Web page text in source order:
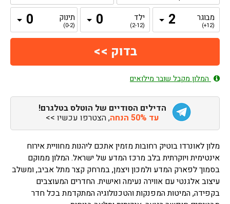
מבוגר
(12+)
ילד
(2-12)
תינוק
(0-2)
המלון מקבל שובר מילואים
הדילים הסודיים של הוטלס בטלגרם!
עד 50% הנחה , הצטרפו עכשיו >>
מלון לאונרדו בוטיק רחובות מזמין אתכם ליהנות מחוויית אירוח
אינטימית ויוקרתית בלב מרכז המדע של ישראל. המלון ממוקם
בסמוך לפארק המדע ולמכון ויצמן, במרחק קצר מתל אביב, ומשלב
עיצוב אלגנטי עם אווירה נעימה ואישית. החדרים המעוצבים
בקפידה, המיטות המפנקות והטכנולוגיה המתקדמת בכל חדר